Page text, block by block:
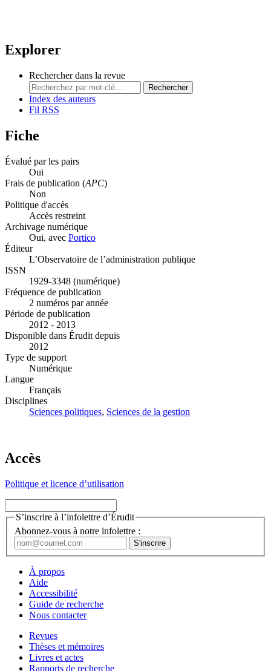
Explorer
Rechercher dans la revue
Rechercher
Index des auteurs
Fil RSS
Fiche
Évalué par les pairs
Oui
Frais de publication (APC)
Non
Politique d'accès
Accès restreint
Archivage numérique
Oui, avec Portico
Éditeur
L’Observatoire de l’administration publique
ISSN
1929-3348 (numérique)
Fréquence de publication
2 numéros par année
Période de publication
2012 - 2013
Disponible dans Érudit depuis
2012
Type de support
Numérique
Langue
Français
Disciplines
Sciences politiques, Sciences de la gestion
Accès
Politique et licence d’utilisation
S’inscrire à l’infolettre d’Érudit
Abonnez-vous à notre infolettre :
À propos
Aide
Accessibilité
Guide de recherche
Nous contacter
Revues
Thèses et mémoires
Livres et actes
Rapports de recherche